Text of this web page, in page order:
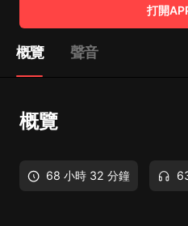
打開
概覽 聲音
概覽
68 小時 32 分鐘